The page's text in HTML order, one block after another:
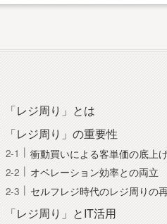
「レジ周り」とは
「レジ周り」の重要性
衝動買いによる客単価の底上
オペレーション効率との両立
セルフレジ時代のレジ周りの
「レジ周り」とIT活用